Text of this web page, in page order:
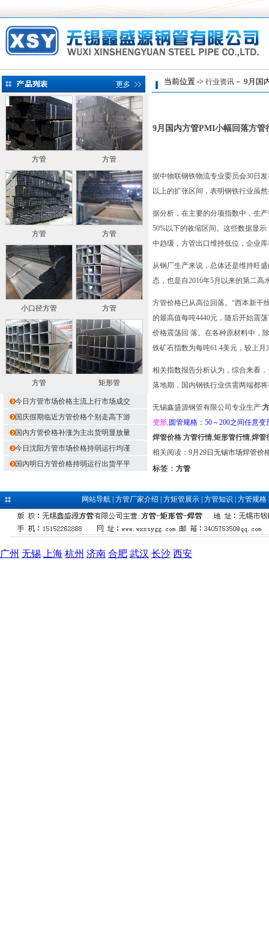
方管 方管
方管 方管
小口径方管 方管
方管 矩形管
今日方管市场价格主流上行市场成交
国庆假期临近方管价格个别走高下游
国内方管价格补涨为主出货明显放量
今日沈阳方管市场价格持弱运行均谨
国内明日方管价格持弱运行出货平平
当前位置 -> 行业资讯 － 9月国
9月国内方管PMI小幅回落方管
据中物联钢铁物流专业委员会30日
以上的扩张区间，表明钢铁行业虽
据分析，在主要的分项指数中，生
50%以下的收缩区间。这些数据显示
中趋缓，方管出口维持低位，企业
从钢厂生产来说，总体还是维持旺
态，也是自2016年5月以来的第二
方管价格已从高位回落。“西本新干
的最高值每吨4440元，随后开始震
价格震荡回 落。在各种原材料中，
铁矿石指数为每吨61.4美元，较上月
相关指数报告分析认为，综合来看
落地期，国内钢铁行业供需两端都
无锡鑫盛源钢管有限公司专业生产:
变形, 圆管规格：50～200之间任意变
焊管价格.方管行情,矩形管行情,焊管
相关阅读： 9月29日无锡市场焊管价
标签： 方管
网站导航| 方管厂家介绍 方矩管展示| 方管知识 方管规格
广州 无锡 上海 杭州 济南 合肥 武汉 长沙 西安